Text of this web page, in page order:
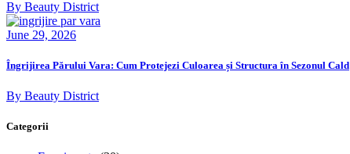
By Beauty District
June 29, 2026
Îngrijirea Părului Vara: Cum Protejezi Culoarea și Structura în Sezonul Cald
By Beauty District
Categorii